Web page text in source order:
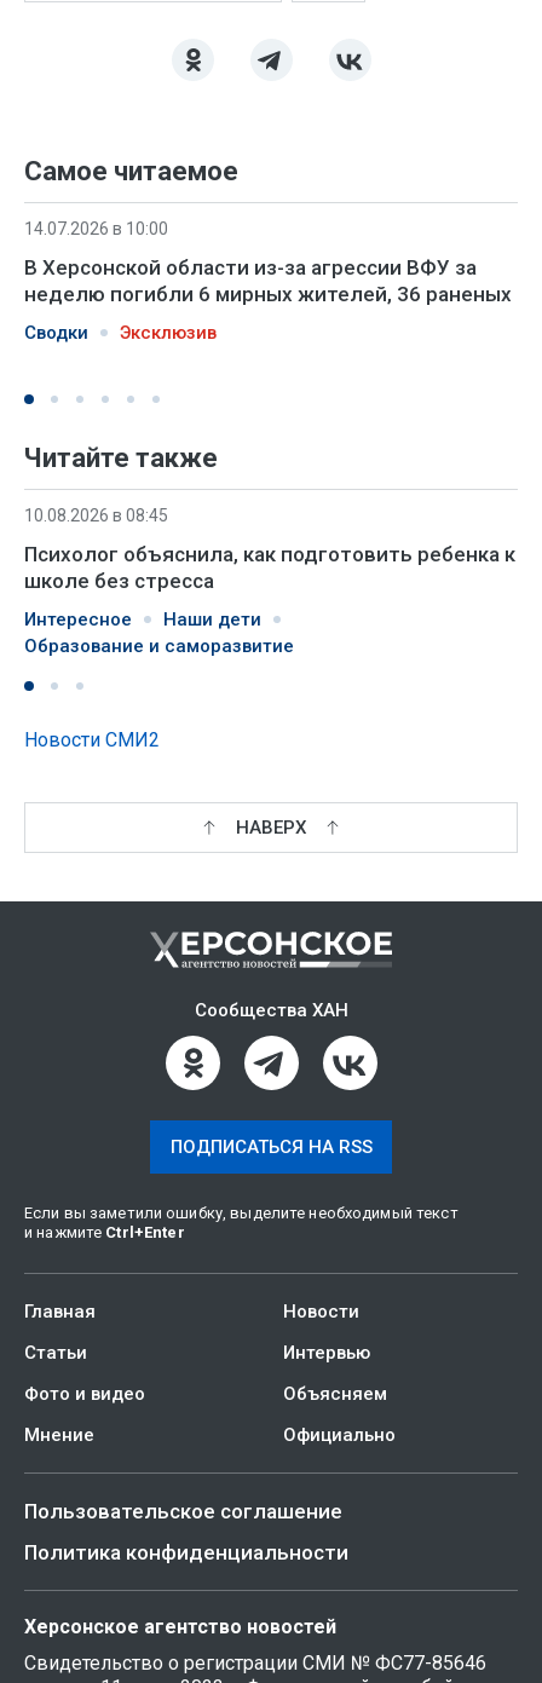
Самое читаемое
14.07.2026 в 10:00
В Херсонской области из-за агрессии ВФУ за
неделю погибли 6 мирных жителей, 36 раненых
Сводки Эксклюзив
Читайте также
10.08.2026 в 08:45
Психолог объяснила, как подготовить ребенка к
школе без стресса
Интересное
Наши дети
Образование и саморазвитие
Новости СМИ2
НАВЕРХ
Сообщества ХАН
ПОДПИСАТЬСЯ НА RSS
Если вы заметили ошибку, выделите необходимый текст
и нажмите Ctrl +Enter
Главная
Новости
Статьи
Интервью
Фото и видео
Объясняем
Мнение
Официально
Пользовательское соглашение
Политика конфиденциальности
Херсонское агентство новостей
Свидетельство о регистрации СМИ № ФС77-85646